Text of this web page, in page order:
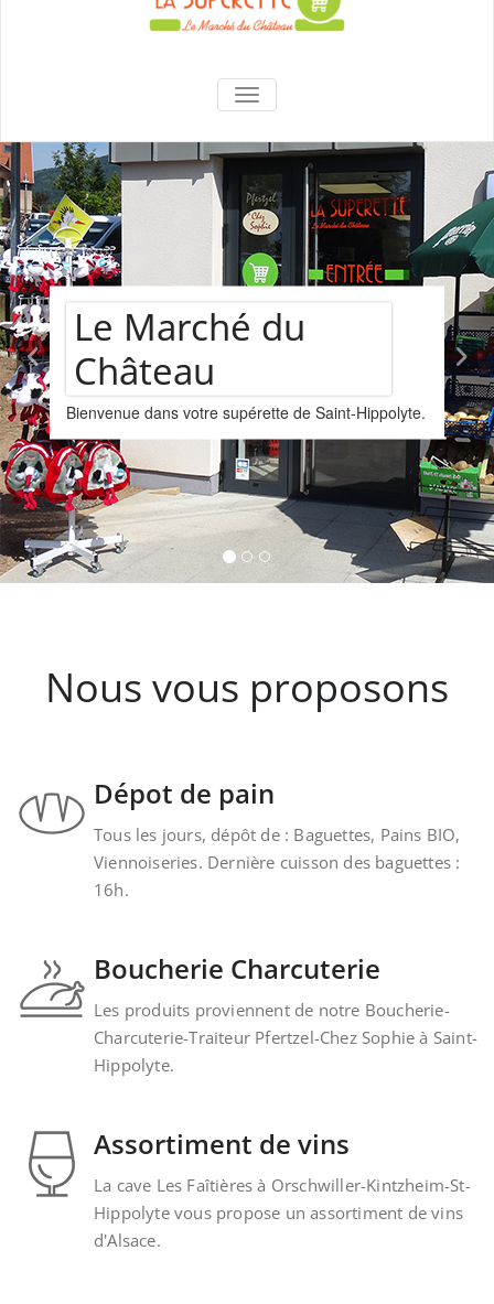
La Superette –
le marché du
château
AFFICHER/MASQUER LA
Assortiment de
vins
Nous vous proposons un assortiments de
provenant de la cave Les Faîtières à
Kintzheim-St-Hippolyte.
Nous vous proposons
Dépot de pain
Tous les jours, dépôt de : Baguettes, Pains BIO,
Viennoiseries. Dernière cuisson des baguettes :
16h.
Boucherie Charcuterie
Les produits proviennent de notre Boucherie-
Charcuterie-Traiteur Pfertzel-Chez Sophie à Saint-
Hippolyte.
Assortiment de vins
La cave Les Faîtières à Orschwiller-Kintzheim-St-
Hippolyte vous propose un assortiment de vins
d'Alsace.